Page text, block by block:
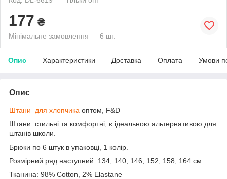
177 ₴
Мінімальне замовлення — 6 шт.
Опис Характеристики Доставка Оплата Умови
Опис
Штани для хлопчика оптом, F&D
Штани стильні та комфортні, є ідеальною альтернативою для
штанів школи.
Брюки по 6 штук в упаковці, 1 колір.
Розмірний ряд наступний: 134, 140, 146, 152, 158, 164 см
Тканина: 98% Cotton, 2% Elastane